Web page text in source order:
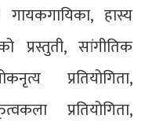
हास्य
प्रस्तुती, सांगीतिक
प्रतियोगिता,
प्रतियोगिता,